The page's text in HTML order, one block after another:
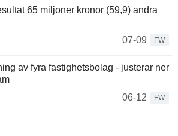
65 miljoner kronor (59,9) andra
07-09
FW
av fyra fastighetsbolag - justerar ner
06-12
FW